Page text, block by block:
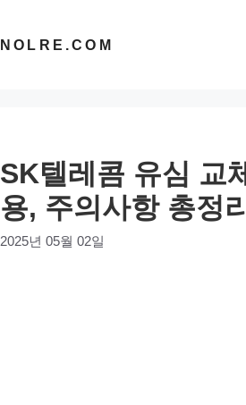
NOLRE.COM
SK텔레콤 유심 교
용, 주의사항 총정리
2025년 05월 02일